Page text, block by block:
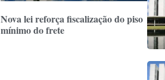
Nova lei reforça fiscalização do piso
mínimo do frete